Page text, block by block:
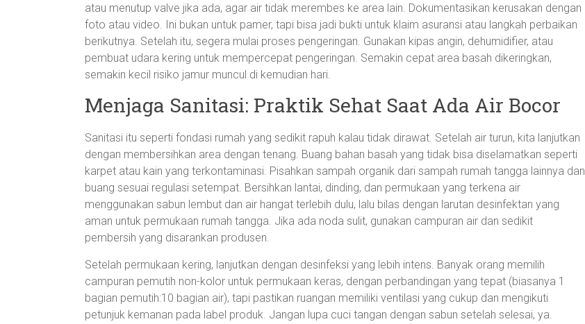
atau menutup valve jika ada, agar air tidak merembes ke area lain. Dokumentasikan kerusakan dengan
foto atau video. Ini bukan untuk pamer, tapi bisa jadi bukti untuk klaim asuransi atau langkah perbaikan
berikutnya. Setelah itu, segera mulai proses pengeringan. Gunakan kipas angin, dehumidifier, atau
pembuat udara kering untuk mempercepat pengeringan. Semakin cepat area basah dikeringkan,
semakin kecil risiko jamur muncul di kemudian hari.
Menjaga Sanitasi: Praktik Sehat Saat Ada Air Bocor
Sanitasi itu seperti fondasi rumah yang sedikit rapuh kalau tidak dirawat. Setelah air turun, kita lanjutkan
dengan membersihkan area dengan tenang. Buang bahan basah yang tidak bisa diselamatkan seperti
karpet atau kain yang terkontaminasi. Pisahkan sampah organik dari sampah rumah tangga lainnya dan
buang sesuai regulasi setempat. Bersihkan lantai, dinding, dan permukaan yang terkena air
menggunakan sabun lembut dan air hangat terlebih dulu, lalu bilas dengan larutan desinfektan yang
aman untuk permukaan rumah tangga. Jika ada noda sulit, gunakan campuran air dan sedikit
pembersih yang disarankan produsen.
Setelah permukaan kering, lanjutkan dengan desinfeksi yang lebih intens. Banyak orang memilih
campuran pemutih non-kolor untuk permukaan keras, dengan perbandingan yang tepat (biasanya 1
bagian pemutih:10 bagian air), tapi pastikan ruangan memiliki ventilasi yang cukup dan mengikuti
petunjuk kemanan pada label produk. Jangan lupa cuci tangan dengan sabun setelah selesai, ya.